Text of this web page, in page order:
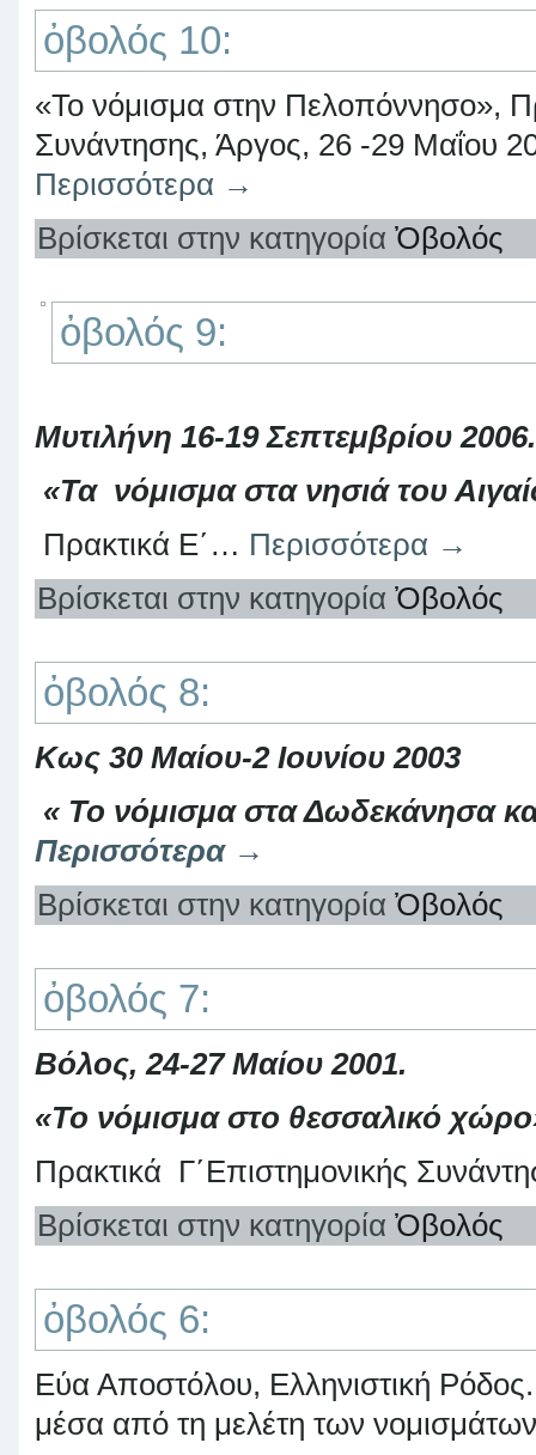
ὀβολός 10:
«Το νόμισμα στην Πελοπόννησο»,
Συνάντησης, Άργος, 26 -29 Μαΐου
Περισσότερα →
Βρίσκεται στην κατηγορία Ὀβολός
ὀβολός 9:
Μυτιλήνη 16-19 Σεπτεμβρίου 2006.
«Τα νόμισμα στα νησιά του
Πρακτικά Ε΄… Περισσότερα →
Βρίσκεται στην κατηγορία Ὀβολός
ὀβολός 8:
Κως 30 Μαίου-2 Ιουνίου 2003
« Το νόμισμα στα Δωδεκάνησα
Περισσότερα →
Βρίσκεται στην κατηγορία Ὀβολός
ὀβολός 7:
Βόλος, 24-27 Μαίου 2001.
«Το νόμισμα στο θεσσαλικό
Πρακτικά Γ΄Επιστημονικής
Βρίσκεται στην κατηγορία Ὀβολός
ὀβολός 6:
Εύα Αποστόλου, Ελληνιστική Ρόδος.
μέσα από τη μελέτη των